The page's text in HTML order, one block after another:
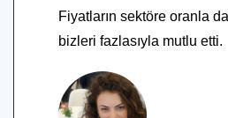
Fiyatların sektöre oranla
bizleri fazlasıyla mutlu etti.